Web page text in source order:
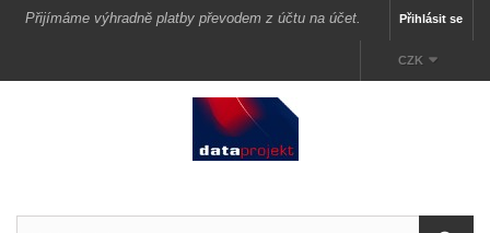
Přijímáme výhradně platby převodem z účtu na účet. Přihlásit se
CZK